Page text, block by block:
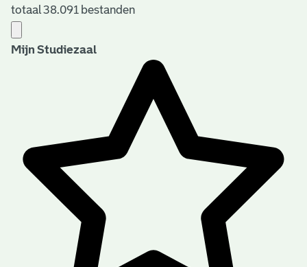
totaal 38.091 bestanden
Mijn Studiezaal